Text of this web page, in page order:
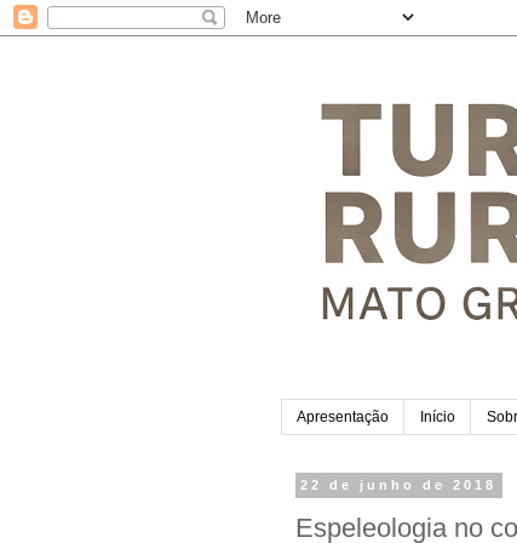
Apresentação Início
22 de junho de 2018
Espeleologia no